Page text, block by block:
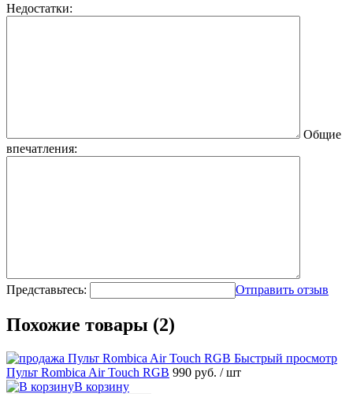
Недостатки:
Общие
впечатления:
Представьтесь: Отправить отзыв
Похожие товары (2)
Быстрый просмотр
Пульт Rombica Air Touch RGB 990 руб. / шт
В корзину